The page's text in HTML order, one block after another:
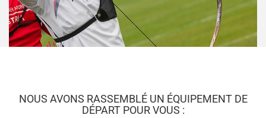
NOUS AVONS RASSEMBLÉ UN ÉQUIPEMENT DE
DÉPART POUR VOUS :